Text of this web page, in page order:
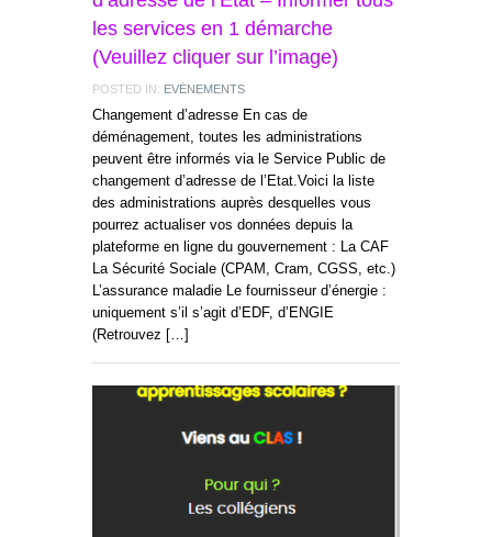
les services en 1 démarche
(Veuillez cliquer sur l’image)
POSTED IN: EVÉNEMENTS
Changement d’adresse En cas de
déménagement, toutes les administrations
peuvent être informés via le Service Public de
changement d’adresse de l’Etat.Voici la liste
des administrations auprès desquelles vous
pourrez actualiser vos données depuis la
plateforme en ligne du gouvernement : La CAF
La Sécurité Sociale (CPAM, Cram, CGSS, etc.)
L’assurance maladie Le fournisseur d’énergie :
uniquement s’il s’agit d’EDF, d’ENGIE
(Retrouvez […]